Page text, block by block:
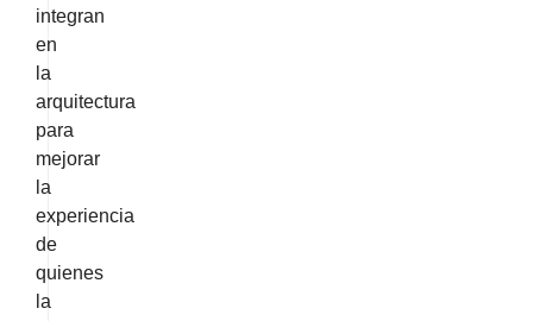
integran
en
la
arquitectura
para
mejorar
la
experiencia
de
quienes
la